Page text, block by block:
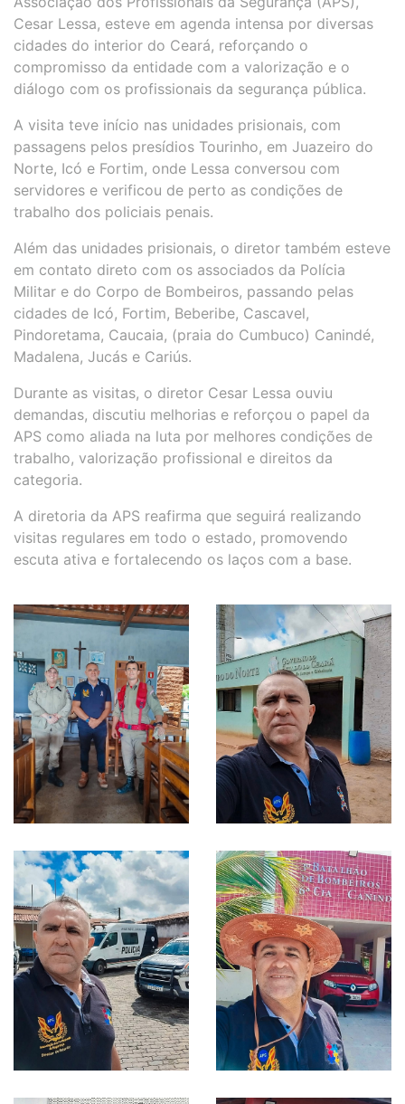
Cesar Lessa, esteve em agenda intensa por diversas
cidades do interior do Ceará, reforçando o
compromisso da entidade com a valorização e o
diálogo com os profissionais da segurança pública.
A visita teve início nas unidades prisionais, com
passagens pelos presídios Tourinho, em Juazeiro do
Norte, Icó e Fortim, onde Lessa conversou com
servidores e verificou de perto as condições de
trabalho dos policiais penais.
Além das unidades prisionais, o diretor também esteve
em contato direto com os associados da Polícia
Militar e do Corpo de Bombeiros, passando pelas
cidades de Icó, Fortim, Beberibe, Cascavel,
Pindoretama, Caucaia, (praia do Cumbuco) Canindé,
Madalena, Jucás e Cariús.
Durante as visitas, o diretor Cesar Lessa ouviu
demandas, discutiu melhorias e reforçou o papel da
APS como aliada na luta por melhores condições de
trabalho, valorização profissional e direitos da
categoria.
A diretoria da APS reafirma que seguirá realizando
visitas regulares em todo o estado, promovendo
escuta ativa e fortalecendo os laços com a base.